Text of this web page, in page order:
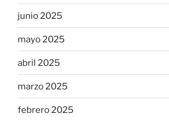
junio 2025
mayo 2025
abril 2025
marzo 2025
febrero 2025